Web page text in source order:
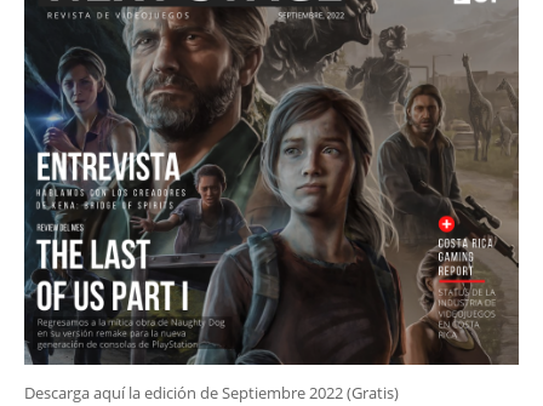
Descarga aquí la edición de Septiembre 2022 (Gratis)